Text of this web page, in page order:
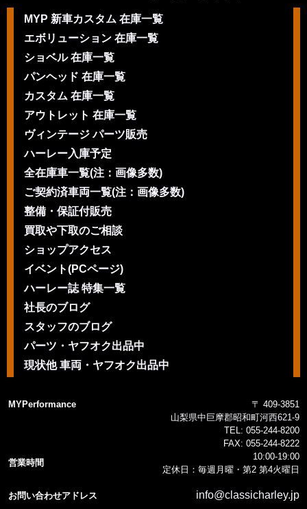
MYP 新車カスタム 在庫一覧
エボリューション 在庫一覧
ショベル 在庫一覧
パンヘッド 在庫一覧
カスタム 在庫一覧
アウトレット 在庫一覧
ヴィンテージ パーツ販売
ハーレー入庫予定
全在庫車一覧(注：画像多数)
ご契約済車両一覧(注：画像多数)
整備・保証付販売
買取や下取のご相談
ショップアクセス
イベント(PCページ)
ハーレー誌 特集一覧
社長のブログ
スタッフのブログ
パーツ・ヤフオク出品中
現状他 車両・ヤフオク出品中
MYPerformance
〒 409-3851
山梨県中巨摩郡昭和町河西621-9
TEL: 055-244-8200
FAX: 055-244-8222
営業時間
10:00-19:00
定休日：毎週月曜・第2 第4火曜日
お問い合わせアドレス info@classicharley.jp